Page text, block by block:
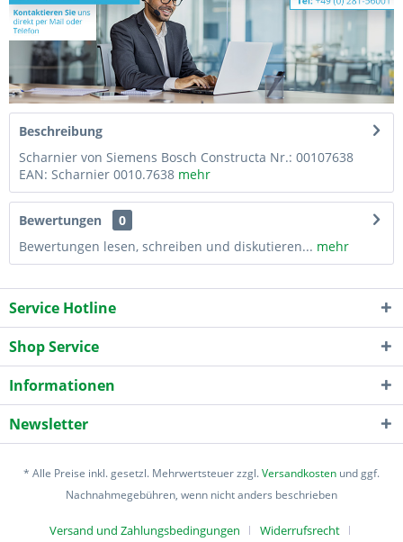
Beschreibung
Scharnier von Siemens Bosch Constructa Nr.: 00107638
EAN: Scharnier 0010.7638 mehr
Bewertungen
0
Bewertungen lesen, schreiben und diskutieren... mehr
Service Hotline
Shop Service
Informationen
Newsletter
* Alle Preise inkl. gesetzl. Mehrwertsteuer zzgl.Versandkosten und ggf.
Nachnahmegebühren, wenn nicht anders beschrieben
Versand und Zahlungsbedingungen Widerrufsrecht